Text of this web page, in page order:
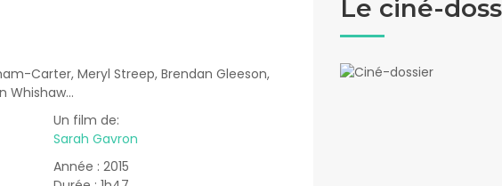
Carter, Meryl Streep, Brendan Gleeson,
Whishaw…
Un film de:
Sarah Gavron
Année : 2015
Le ciné-